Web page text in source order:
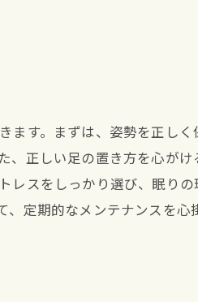
ます。まずは、姿勢を正しく
、正しい足の置き方を心がけ
レスをしっかり選び、眠りの
定期的なメンテナンスを心